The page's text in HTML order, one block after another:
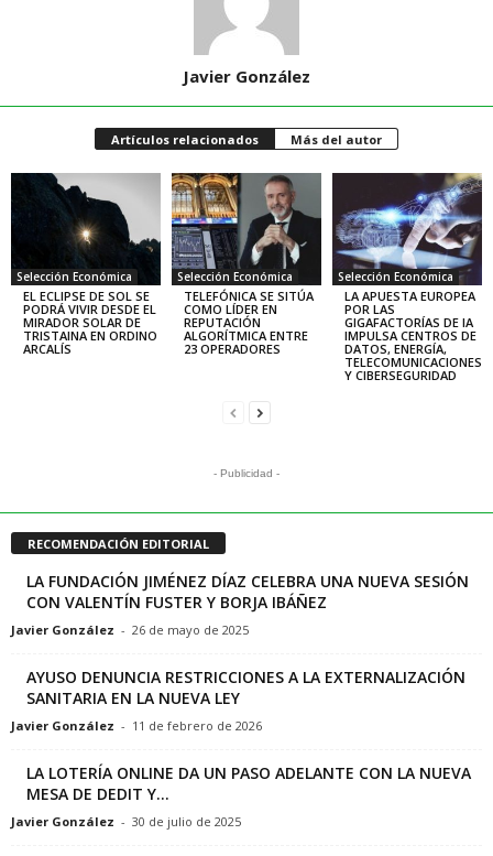
Javier González
Artículos relacionados Más del autor
Selección Económica
EL ECLIPSE DE SOL SE
PODRÁ VIVIR DESDE EL
MIRADOR SOLAR DE
TRISTAINA EN ORDINO
ARCALÍS
Selección Económica
TELEFÓNICA SE SITÚA
COMO LÍDER EN
REPUTACIÓN
ALGORÍTMICA ENTRE
23 OPERADORES
Selección Económica
LA APUESTA EUROPEA
POR LAS
GIGAFACTORÍAS DE IA
IMPULSA CENTROS DE
DATOS, ENERGÍA,
TELECOMUNICACIONES
Y CIBERSEGURIDAD
- Publicidad -
RECOMENDACIÓN EDITORIAL
LA FUNDACIÓN JIMÉNEZ DÍAZ CELEBRA UNA NUEVA SESIÓN
CON VALENTÍN FUSTER Y BORJA IBÁÑEZ
Javier González - 26 de mayo de 2025
AYUSO DENUNCIA RESTRICCIONES A LA EXTERNALIZACIÓN
SANITARIA EN LA NUEVA LEY
Javier González - 11 de febrero de 2026
LA LOTERÍA ONLINE DA UN PASO ADELANTE CON LA NUEVA
MESA DE DEDIT Y...
Javier González - 30 de julio de 2025